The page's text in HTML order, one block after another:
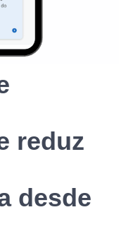
reduz
desde